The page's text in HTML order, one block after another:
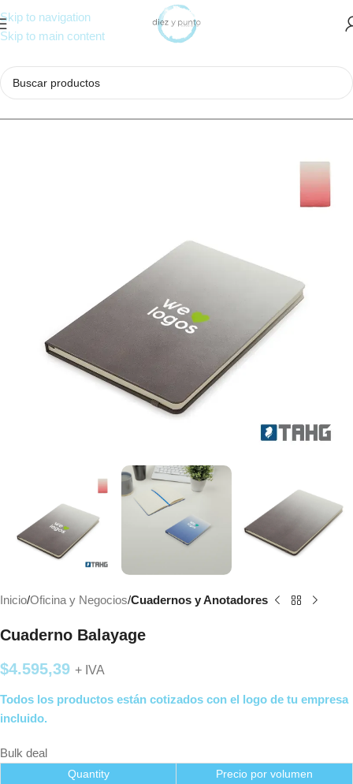
Skip to navigation
Skip to main content
Inicio Oficina y Negocios Cuadernos y Anotadores
Cuaderno Balayage
$4.595,39 + IVA
Todos los productos están cotizados con el logo de tu empresa
incluido.
Bulk deal
Quantity
Precio por volumen